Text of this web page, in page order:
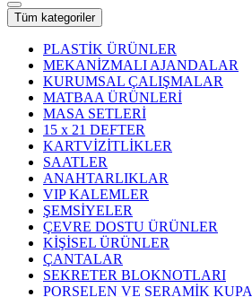
Tüm kategoriler
PLASTİK ÜRÜNLER
MEKANİZMALI AJANDALAR
KURUMSAL ÇALIŞMALAR
MATBAA ÜRÜNLERİ
MASA SETLERİ
15 x 21 DEFTER
KARTVİZİTLİKLER
SAATLER
ANAHTARLIKLAR
VIP KALEMLER
ŞEMSİYELER
ÇEVRE DOSTU ÜRÜNLER
KİŞİSEL ÜRÜNLER
ÇANTALAR
SEKRETER BLOKNOTLARI
PORSELEN VE SERAMİK KUPA